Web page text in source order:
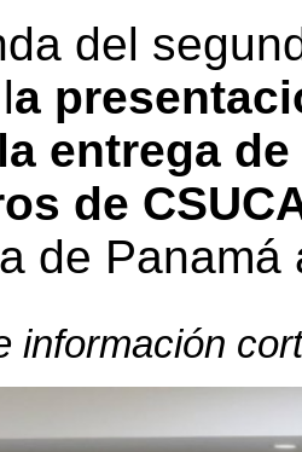
del
a
entrega
de
de
información